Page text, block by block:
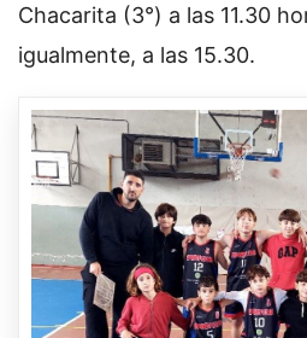
Chacarita (3°) a las 11.30
igualmente, a las 15.30.